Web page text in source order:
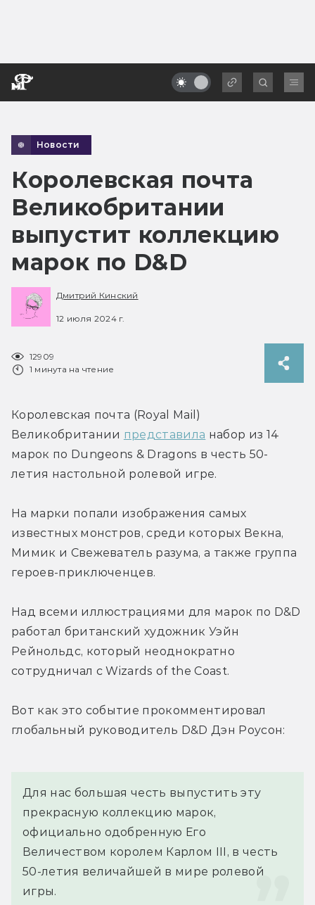
Новости
Королевская почта
Великобритании
выпустит коллекцию
марок по D&D
Дмитрий Кинский
12 июля 2024 г.
12909
1 минута на чтение
Королевская почта (Royal Mail)
Великобритании представила набор из 14
марок по Dungeons & Dragons в честь 50-
летия настольной ролевой игре.
На марки попали изображения самых
известных монстров, среди которых Векна,
Мимик и Свежеватель разума, а также группа
героев-приключенцев.
Над всеми иллюстрациями для марок по D&D
работал британский художник Уэйн
Рейнольдс, который неоднократно
сотрудничал с Wizards of the Coast.
Вот как это событие прокомментировал
глобальный руководитель D&D Дэн Роусон:
Для нас большая честь выпустить эту
прекрасную коллекцию марок,
официально одобренную Его
Величеством королем Карлом III, в честь
50-летия величайшей в мире ролевой
игры.